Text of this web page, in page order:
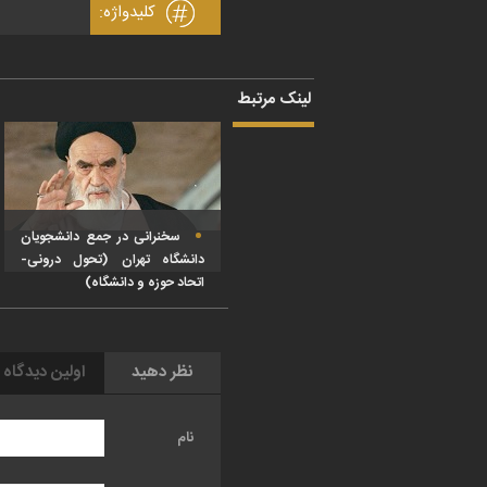
کلیدواژه:
لینک مرتبط
سخنرانی در جمع دانشجویان
دانشگاه تهران (تحول درونی-
اتحاد حوزه و دانشگاه)
نظر دهید اولین
نام